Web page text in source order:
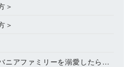
＞
＞
溺愛したら。＃ギャルバニア』１～３巻全国書店で発売中！